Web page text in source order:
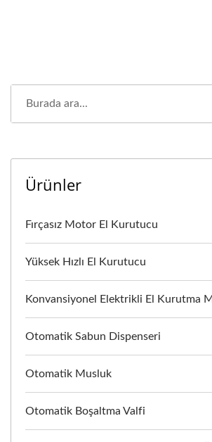
Ürünler
Fırçasız Motor El Kurutucu
Yüksek Hızlı El Kurutucu
Konvansiyonel Elektrikli El Kurutma
Otomatik Sabun Dispenseri
Otomatik Musluk
Otomatik Boşaltma Valfi